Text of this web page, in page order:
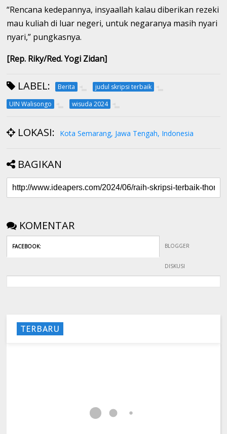
“Rencana kedepannya, insyaallah kalau diberikan rezeki
mau kuliah di luar negeri, untuk negaranya masih nyari
nyari,” pungkasnya.
[Rep. Riky/Red. Yogi Zidan]
LABEL: Berita
judul skripsi terbaik
UIN Walisongo
wisuda 2024
LOKASI: Kota Semarang, Jawa Tengah, Indonesia
BAGIKAN
KOMENTAR
FACEBOOK: BLOGGER
DISKUSI
TERBARU